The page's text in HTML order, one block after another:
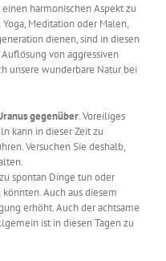
einen harmonischen Aspekt zu
Meditation oder Malen,
dienen, sind in diesen
von aggressiven
unsere wunderbare Natur bei
gegenüber. Voreiliges
kann in dieser Zeit zu
Versuchen Sie deshalb,
spontan Dinge tun oder
Auch aus diesem
erhöht. Auch der achtsame
ist in diesen Tagen zu